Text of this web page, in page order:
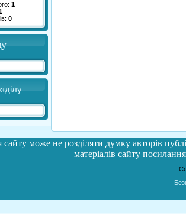
1
0
сайту може не розділяти думку авторів
матеріалів сайту